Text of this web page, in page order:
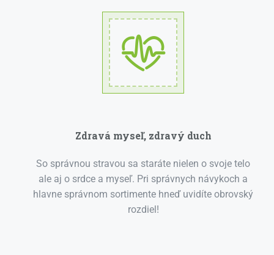
Zdravá myseľ, zdravý duch
So správnou stravou sa staráte nielen o svoje telo
ale aj o srdce a myseľ. Pri správnych návykoch a
hlavne správnom sortimente hneď uvidíte obrovský
rozdiel!